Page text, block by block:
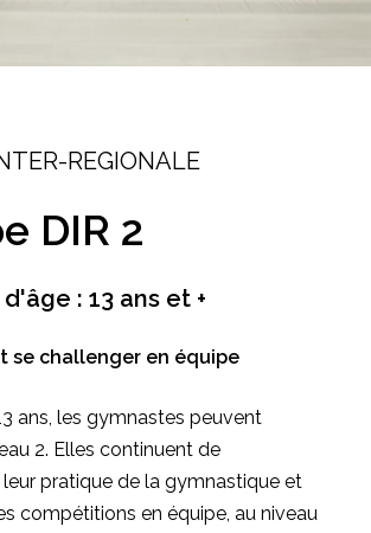
REGIONALE
DIR 2
d'âge : 13 ans et +
se challenger en équipe
ans, les gymnastes peuvent
2. Elles continuent de
pratique de la gymnastique et
compétitions en équipe, au niveau